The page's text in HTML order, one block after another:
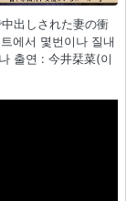
出しされた妻の衝
에서 몇번이나 질내
출연 : 今井栞菜(이